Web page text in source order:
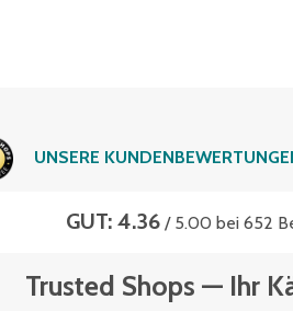
UNSERE
GUT: 4.36 / 5.00 bei 652
Trusted Shops — Ihr